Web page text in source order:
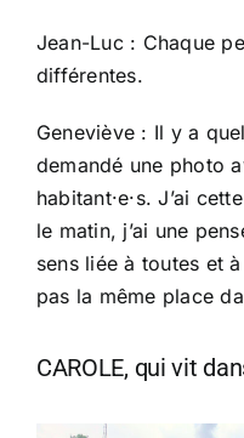
Jean-Luc : Chaque
différentes.
Geneviève : Il y a
demandé une photo
habitant·e·s. J’ai
le matin, j’ai une
sens liée à toutes et
pas la même place
CAROLE, qui vit